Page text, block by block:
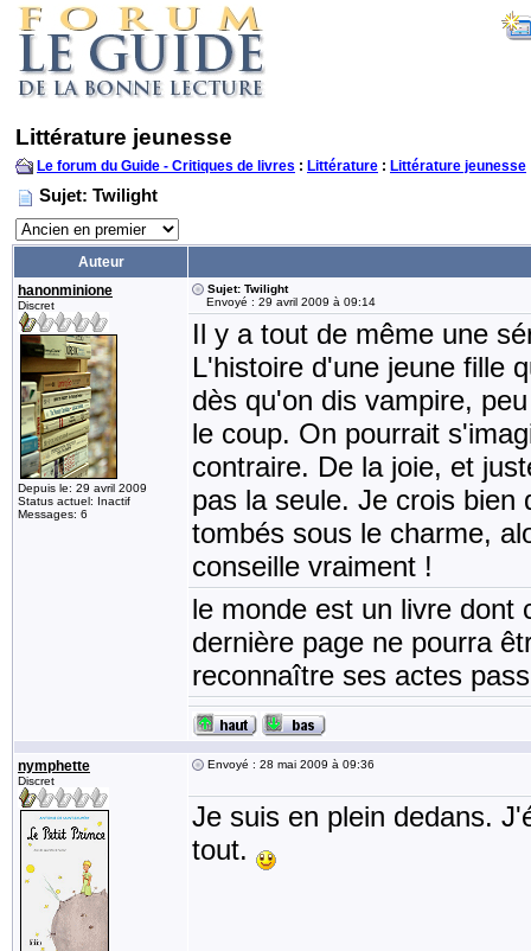
Littérature jeunesse
Le forum du Guide - Critiques de livres : Littérature : Littérature jeunesse
Sujet: Twilight
Auteur
hanonminione
Discret
Depuis le: 29 avril 2009
Status actuel: Inactif
Messages: 6
Sujet: Twilight
Envoyé : 29 avril 2009 à 09:14
Il y a tout de même une
L'histoire d'une jeune fille
dès qu'on dis vampire,
le coup. On pourrait
contraire. De la joie, et
pas la seule. Je crois bien
tombés sous le charme,
conseille vraiment !
le monde est un livre dont
dernière page ne pourra
reconnaître ses actes
nymphette
Discret
Envoyé : 28 mai 2009 à 09:36
Je suis en plein dedans.
tout.